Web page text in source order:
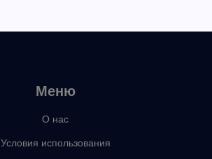
Меню
О нас
Условия использования